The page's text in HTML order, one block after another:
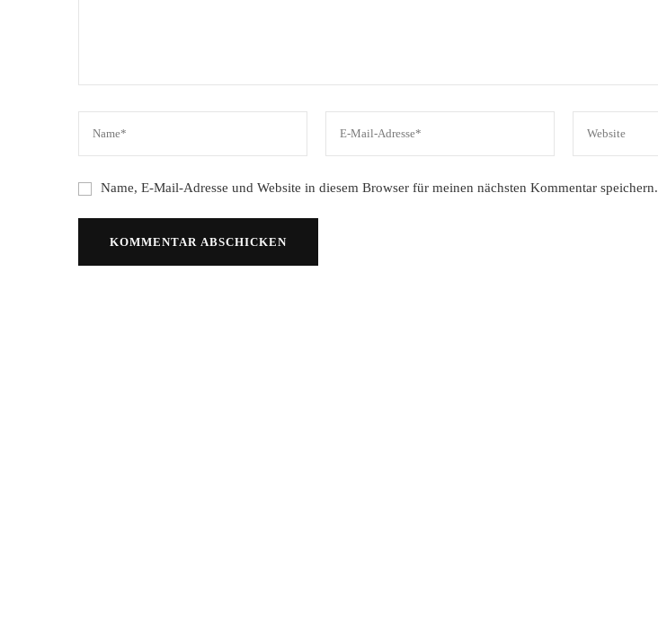
Name, E-Mail-Adresse und Website in diesem Browser für meinen nächsten Kommentar speichern.